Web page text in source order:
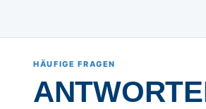
HÄUFIGE FRAGEN